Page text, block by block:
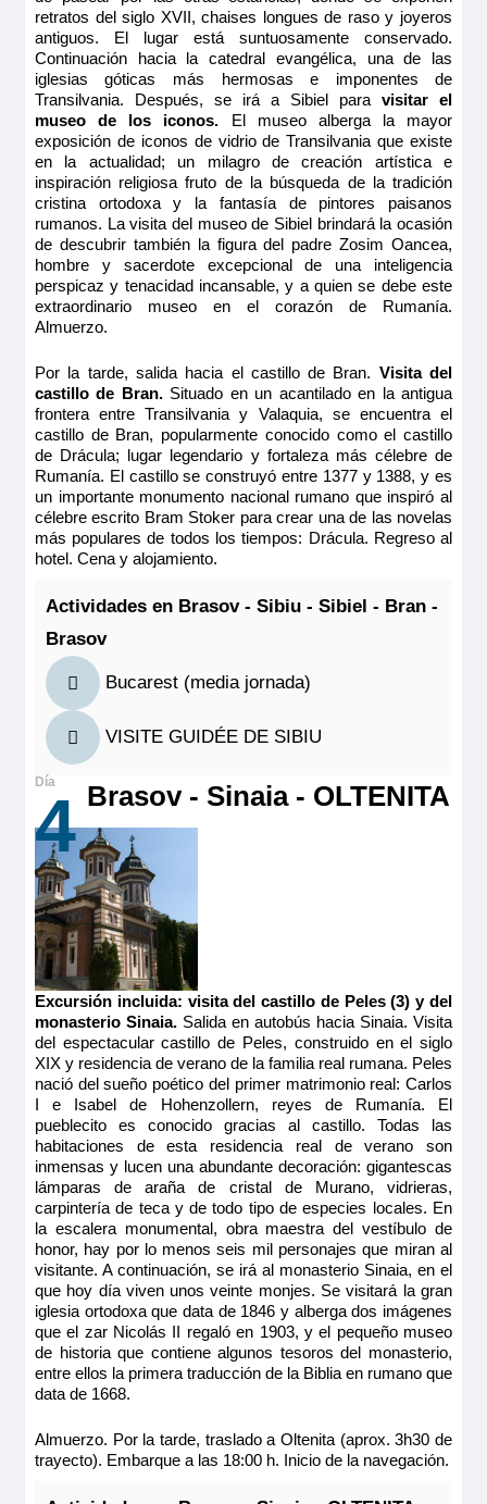
3.860€3.313€
Último camarote
Reservar
Camarote amplio y cómodo con cama grande, acondicionada
para personas con movilidad reducida, baño adaptado
(lavabo, ducha y aseo privados, toallas incluidas), secador,
televisión, caja fuerte y radio. Situado en el puente
intermedio con ventanas altas correderas, ofrece una vista
panorámica del paisaje.
Tamaño
2
Categoría
5 anclas
PUENTE SUPERIOR 1 CAMA DOBLE CAT C
3.894€
Quedan 2 camarotes
Camarote amplio y cómodo con balcón francés y ventanal
corredero, cama grande, baño (lavabo, ducha y aseo
privados, toallas incluidas), secador, televisión, caja fuerte y
radio. Situado en el puente superior con grandes ventanas
panorámicas correderas, ofrece una vista panorámica del
paisaje.
Tamaño
9.00m2
Ocupación máxima
2
Categoría
5 anclas
MS Vivaldi
PUENTE INTERMEDIO 1 CAMA DOBLE -
ADAPTADA CAT C
3.860€3.313€
Último camarote
Reservar
Camarote amplio y cómodo con cama grande, acondicionada
para personas con movilidad reducida, baño adaptado
(lavabo, ducha y aseo privados, toallas incluidas), secador,
televisión, caja fuerte y radio. Situado en el puente
intermedio con ventanas altas correderas, ofrece una vista
panorámica del paisaje.
Tamaño
9.00m2
Ocupación máxima
2
5 anclas
PUENTE SUPERIOR 1 CAMA DOBLE CAT C
3.894€3.347€
Quedan 2 camarotes
Reservar
Camarote amplio y cómodo con balcón francés y ventanal
corredero, cama grande, baño (lavabo, ducha y aseo
privados, toallas incluidas), secador, televisión, caja fuerte y
radio. Situado en el puente superior con grandes ventanas
panorámicas correderas, ofrece una vista panorámica del
paisaje.
Tamaño
9.00m
Ocupación máxima
2
5 anclas
retratos del siglo XVII, chaises longues de raso y joyeros
antiguos. El lugar está suntuosamente conservado.
Continuación hacia la catedral evangélica, una de las
iglesias góticas más hermosas e imponentes de
Transilvania. Después, se irá a Sibiel paravisitar el
museo de los iconos. El museo alberga la mayor
exposición de iconos de vidrio de Transilvania que existe
en la actualidad; un milagro de creación artística e
inspiración religiosa fruto de la búsqueda de la tradición
cristina ortodoxa y la fantasía de pintores paisanos
rumanos. La visita del museo de Sibiel brindará la ocasión
de descubrir también la figura del padre Zosim Oancea,
hombre y sacerdote excepcional de una inteligencia
perspicaz y tenacidad incansable, y a quien se debe este
extraordinario museo en el corazón de Rumanía.
Almuerzo.
Por la tarde, salida hacia el castillo de Bran. Visita del
castillo de Bran. Situado en un acantilado en la antigua
frontera entre Transilvania y Valaquia, se encuentra el
castillo de Bran, popularmente conocido como el castillo
de Drácula; lugar legendario y fortaleza más célebre de
Rumanía. El castillo se construyó entre 1377 y 1388, y es
un importante monumento nacional rumano que inspiró al
célebre escrito Bram Stoker para crear una de las novelas
más populares de todos los tiempos: Drácula. Regreso al
hotel. Cena y alojamiento.
Actividades en Brasov - Sibiu - Sibiel - Bran -
Brasov
Bucarest (media jornada)
VISITE GUIDÉE DE SIBIU
4 Brasov - Sinaia - OLTENITA
Excursión incluida: visita del castillo de Peles (3) y del
monasterio Sinaia. Salida en autobús hacia Sinaia. Visita
del espectacular castillo de Peles, construido en el siglo
XIX y residencia de verano de la familia real rumana. Peles
nació del sueño poético del primer matrimonio real: Carlos
I e Isabel de Hohenzollern, reyes de Rumanía. El
pueblecito es conocido gracias al castillo. Todas las
habitaciones de esta residencia real de verano son
inmensas y lucen una abundante decoración: gigantescas
lámparas de araña de cristal de Murano, vidrieras,
carpintería de teca y de todo tipo de especies locales. En
la escalera monumental, obra maestra del vestíbulo de
honor, hay por lo menos seis mil personajes que miran al
visitante. A continuación, se irá al monasterio Sinaia, en el
que hoy día viven unos veinte monjes. Se visitará la gran
iglesia ortodoxa que data de 1846 y alberga dos imágenes
que el zar Nicolás II regaló en 1903, y el pequeño museo
de historia que contiene algunos tesoros del monasterio,
entre ellos la primera traducción de la Biblia en rumano que
data de 1668.
Almuerzo. Por la tarde, traslado a Oltenita (aprox. 3h30 de
trayecto). Embarque a las 18:00 h. Inicio de la navegación.